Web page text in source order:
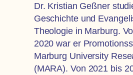
Dr. Kristian Geßner
Geschichte und
Theologie in Marburg.
2020 war er
Marburg University
(MARA). Von 2021 bis